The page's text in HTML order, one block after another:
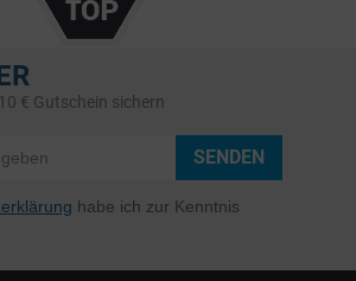
€ Gutschein sichern
SENDEN
habe ich zur Kenntnis